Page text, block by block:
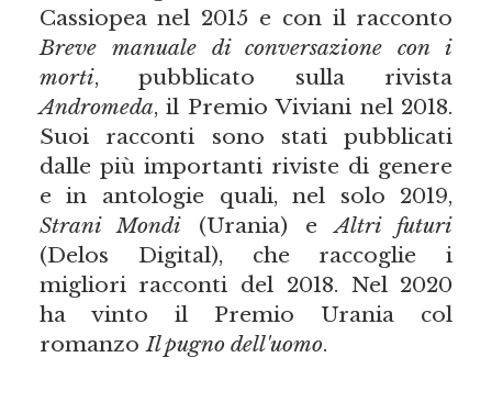
Cassiopea nel 2015 e con il racconto
Breve manuale di conversazione con i
morti, pubblicato sulla rivista
Andromeda, il Premio Viviani nel 2018.
Suoi racconti sono stati pubblicati
dalle più importanti riviste di genere
e in antologie quali, nel solo 2019,
Strani Mondi (Urania) eAltri futuri
(Delos Digital), che raccoglie i
migliori racconti del 2018. Nel 2020
ha vinto il Premio Urania col
romanzoIl pugno dell'uomo.